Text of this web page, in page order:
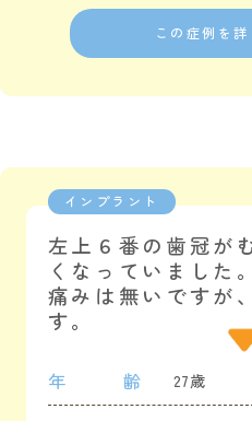
この症例を
インプラント
左上６番の歯冠が
くなっていました。
痛みは無いですが
す。
年齢 27歳